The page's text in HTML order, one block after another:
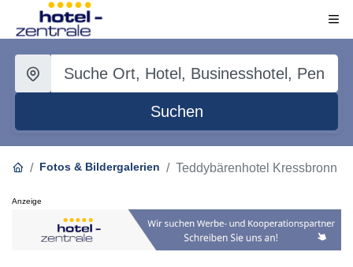
Suchen
Fotos & Bildergalerien Teddybärenhotel Kressbronn
Anzeige